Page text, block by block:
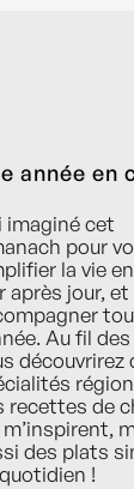
année en
imaginé cet
pour
la vie
après jour, et
Au fil
découvrirez
recettes de
des plats
!